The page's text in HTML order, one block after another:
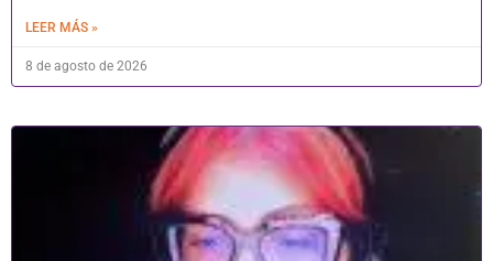
LEER MÁS »
8 de agosto de 2026